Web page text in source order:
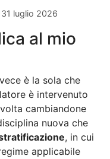
31 luglio 2026
al mio
è la sola che
è intervenuto
cambiandone
nuova che
, in cui
applicabile